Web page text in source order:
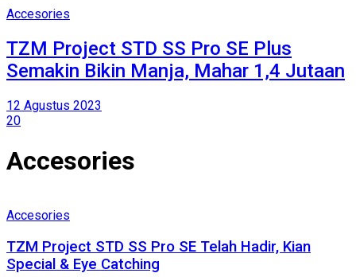
Accesories
TZM Project STD SS Pro SE Plus
Semakin Bikin Manja, Mahar 1,4 Jutaan
12 Agustus 2023
20
Accesories
Accesories
TZM Project STD SS Pro SE Telah Hadir, Kian
Special & Eye Catching